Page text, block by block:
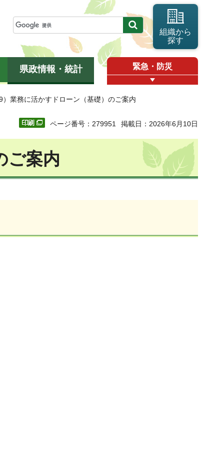
組織から
探す
県政情報・統計 緊急・防災
業務に活かすドローン（基礎）のご案内
ページ番号：279951 掲載日：2026年6月10日
ご案内